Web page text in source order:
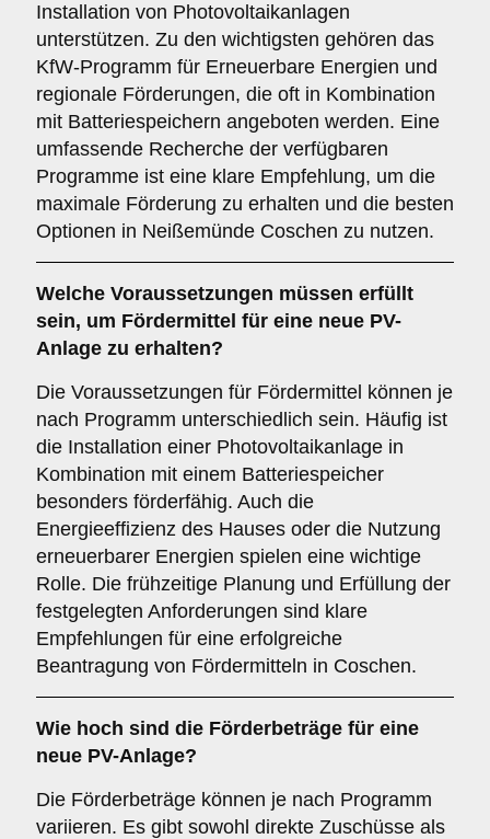
Installation von Photovoltaikanlagen
unterstützen. Zu den wichtigsten gehören das
KfW-Programm für Erneuerbare Energien und
regionale Förderungen, die oft in Kombination
mit Batteriespeichern angeboten werden. Eine
umfassende Recherche der verfügbaren
Programme ist eine klare Empfehlung, um die
maximale Förderung zu erhalten und die besten
Optionen in Neißemünde Coschen zu nutzen.
Welche Voraussetzungen müssen erfüllt
sein, um Fördermittel für eine neue PV-
Anlage zu erhalten?
Die Voraussetzungen für Fördermittel können je
nach Programm unterschiedlich sein. Häufig ist
die Installation einer Photovoltaikanlage in
Kombination mit einem Batteriespeicher
besonders förderfähig. Auch die
Energieeffizienz des Hauses oder die Nutzung
erneuerbarer Energien spielen eine wichtige
Rolle. Die frühzeitige Planung und Erfüllung der
festgelegten Anforderungen sind klare
Empfehlungen für eine erfolgreiche
Beantragung von Fördermitteln in Coschen.
Wie hoch sind die Förderbeträge für eine
neue PV-Anlage?
Die Förderbeträge können je nach Programm
variieren. Es gibt sowohl direkte Zuschüsse als